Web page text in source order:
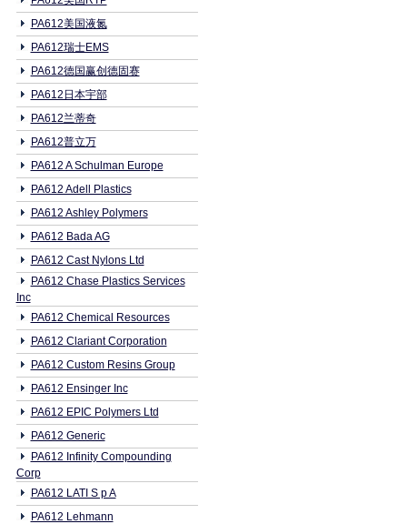
PA612美国液氮
PA612瑞士EMS
PA612德国赢创德固赛
PA612日本宇部
PA612兰蒂奇
PA612普立万
PA612 A Schulman Europe
PA612 Adell Plastics
PA612 Ashley Polymers
PA612 Bada AG
PA612 Cast Nylons Ltd
PA612 Chase Plastics Services
Inc
PA612 Chemical Resources
PA612 Clariant Corporation
PA612 Custom Resins Group
PA612 Ensinger Inc
PA612 EPIC Polymers Ltd
PA612 Generic
PA612 Infinity Compounding
Corp
PA612 LATI S p A
PA612 Lehmann